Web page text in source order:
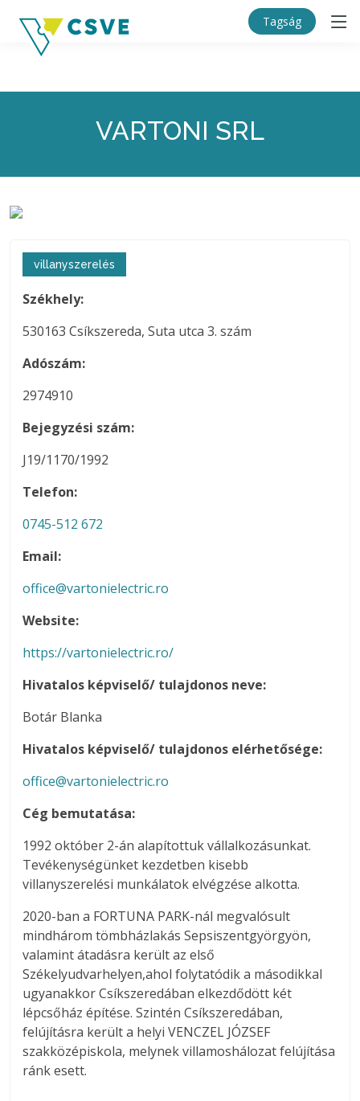
Tagság
VARTONI SRL
villanyszerelés
Székhely:
530163 Csíkszereda, Suta utca 3. szám
Adószám:
2974910
Bejegyzési szám:
J19/1170/1992
Telefon:
0745-512 672
Email:
office@vartonielectric.ro
Website:
https://vartonielectric.ro/
Hivatalos képviselő/ tulajdonos neve:
Botár Blanka
Hivatalos képviselő/ tulajdonos elérhetősége:
office@vartonielectric.ro
Cég bemutatása:
1992 október 2-án alapítottuk vállalkozásunkat.
Tevékenységünket kezdetben kisebb
villanyszerelési munkálatok elvégzése alkotta.
2020-ban a FORTUNA PARK-nál megvalósult
mindhárom tömbházlakás Sepsiszentgyörgyön,
valamint átadásra került az első
Székelyudvarhelyen,ahol folytatódik a másodikkal
ugyanakkor Csíkszeredában elkezdődött két
lépcsőház építése. Szintén Csíkszeredában,
felújításra került a helyi VENCZEL JÓZSEF
szakközépiskola, melynek villamoshálozat felújítása
ránk esett.